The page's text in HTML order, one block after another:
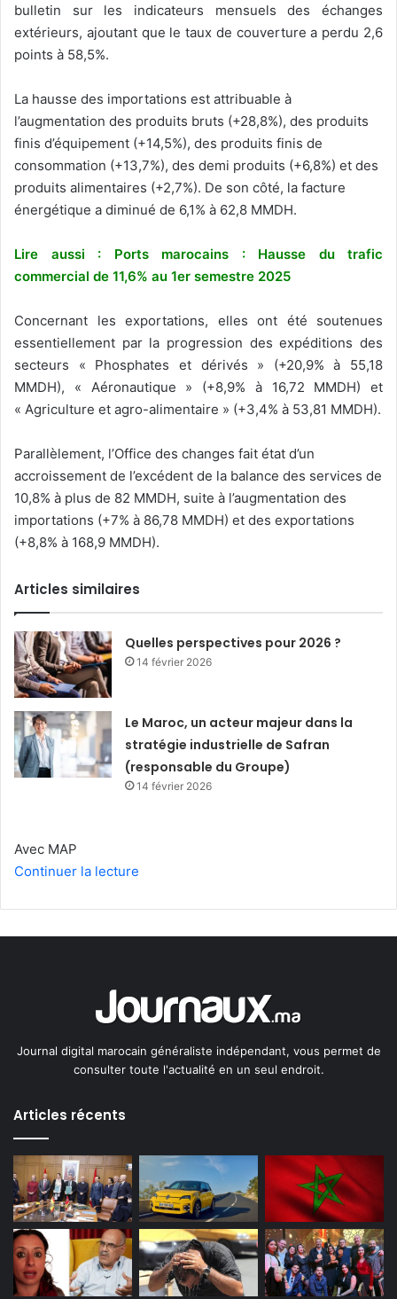
bulletin sur les indicateurs mensuels des échanges
extérieurs, ajoutant que le taux de couverture a perdu 2,6
points à 58,5%.
La hausse des importations est attribuable à
l’augmentation des produits bruts (+28,8%), des produits
finis d’équipement (+14,5%), des produits finis de
consommation (+13,7%), des demi produits (+6,8%) et des
produits alimentaires (+2,7%). De son côté, la facture
énergétique a diminué de 6,1% à 62,8 MMDH.
Lire aussi : Ports marocains : Hausse du trafic
commercial de 11,6% au 1er semestre 2025
Concernant les exportations, elles ont été soutenues
essentiellement par la progression des expéditions des
secteurs « Phosphates et dérivés » (+20,9% à 55,18
MMDH), « Aéronautique » (+8,9% à 16,72 MMDH) et
« Agriculture et agro-alimentaire » (+3,4% à 53,81 MMDH).
Parallèlement, l’Office des changes fait état d’un
accroissement de l’excédent de la balance des services de
10,8% à plus de 82 MMDH, suite à l’augmentation des
importations (+7% à 86,78 MMDH) et des exportations
(+8,8% à 168,9 MMDH).
Articles similaires
Quelles perspectives pour 2026 ?
14 février 2026
Le Maroc, un acteur majeur dans la
stratégie industrielle de Safran
(responsable du Groupe)
14 février 2026
Avec MAP
Continuer la lecture
Journal digital marocain généraliste indépendant, vous permet de
consulter toute l'actualité en un seul endroit.
Articles récents